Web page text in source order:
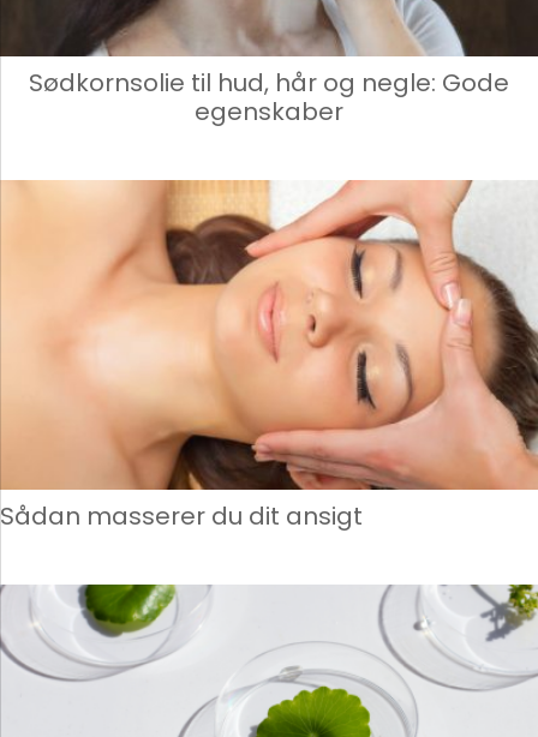
Sødkornsolie til hud, hår og negle: Gode
egenskaber
Sådan masserer du dit ansigt